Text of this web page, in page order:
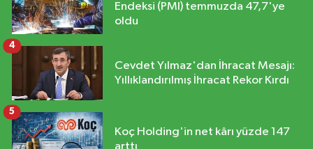
Endeksi (PMI) temmuzda 47,7'ye
oldu
Cevdet Yılmaz'dan İhracat Mesajı:
Yıllıklandırılmış İhracat Rekor Kırdı
4
Koç Holding'in net kârı yüzde 147
arttı
5